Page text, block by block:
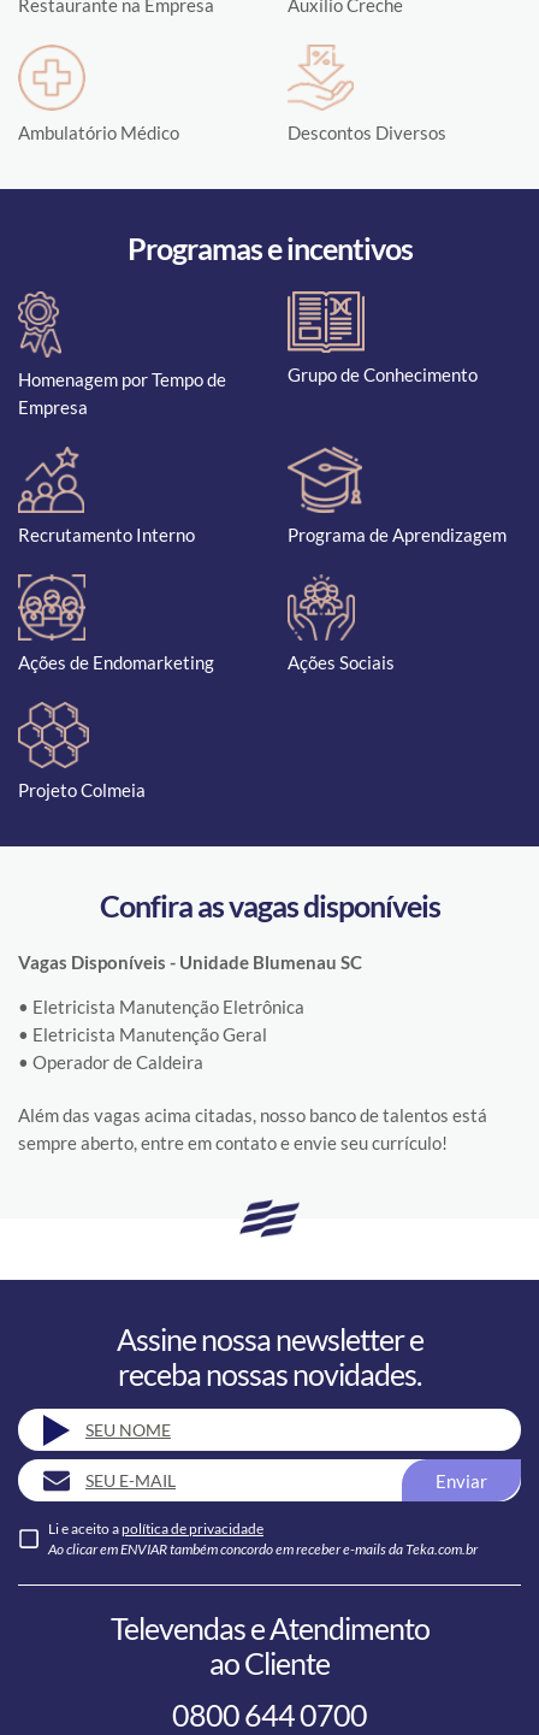
Restaurante na Empresa Auxílio Creche
Ambulatório Médico Descontos Diversos
Programas e incentivos
Homenagem por Tempo de
Empresa
Grupo de Conhecimento
Recrutamento Interno Programa de Aprendizagem
Ações de Endomarketing Ações Sociais
Projeto Colmeia
Confira as vagas disponíveis
Vagas Disponíveis - Unidade Blumenau SC
• Eletricista Manutenção Eletrônica
• Eletricista Manutenção Geral
• Operador de Caldeira
Além das vagas acima citadas, nosso banco de talentos está
sempre aberto, entre em contato e envie seu currículo!
Assine nossa newsletter e
receba nossas novidades.
Enviar
Li e aceito apolítica de privacidade
Ao clicar em ENVIAR também concordo em receber e-mails da Teka.com.br
Televendas e Atendimento
ao Cliente
0800 644 0700